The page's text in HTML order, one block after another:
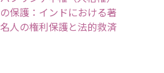
の保護：インドにおける著
名人の権利保護と法的救済